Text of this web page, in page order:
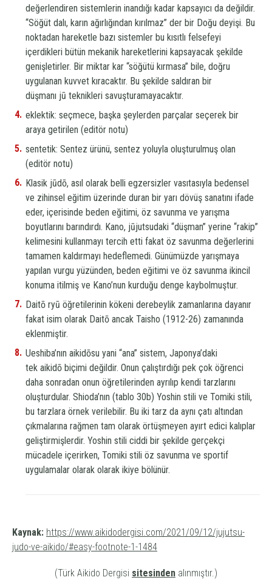
değerlendiren sistemlerin inandığı kadar kapsayıcı da değildir.
“Söğüt dalı, karın ağırlığından kırılmaz” der bir Doğu deyişi. Bu
noktadan hareketle bazı sistemler bu kısıtlı felsefeyi
içerdikleri bütün mekanik hareketlerini kapsayacak şekilde
genişletirler. Bir miktar kar “söğütü kırmasa” bile, doğru
uygulanan kuvvet kıracaktır. Bu şekilde saldıran bir
düşmanı jū teknikleri savuşturamayacaktır.
eklektik: seçmece, başka şeylerden parçalar seçerek bir
araya getirilen (editör notu)
sentetik: Sentez ürünü, sentez yoluyla oluşturulmuş olan
(editör notu)
Klasik jūdō, asıl olarak belli egzersizler vasıtasıyla bedensel
ve zihinsel eğitim üzerinde duran bir yarı dövüş sanatını ifade
eder, içerisinde beden eğitimi, öz savunma ve yarışma
boyutlarını barındırdı. Kano, jūjutsudaki “düşman” yerine “rakip”
kelimesini kullanmayı tercih etti fakat öz savunma değerlerini
tamamen kaldırmayı hedeflemedi. Günümüzde yarışmaya
yapılan vurgu yüzünden, beden eğitimi ve öz savunma ikincil
konuma itilmiş ve Kano’nun kurduğu denge kaybolmuştur.
Daitō ryū öğretilerinin kökeni derebeylik zamanlarına dayanır
fakat isim olarak Daitō ancak Taisho (1912-26) zamanında
eklenmiştir.
Ueshiba’nın aikidōsu yani “ana” sistem, Japonya’daki
tek aikidō biçimi değildir. Onun çalıştırdığı pek çok öğrenci
daha sonradan onun öğretilerinden ayrılıp kendi tarzlarını
oluşturdular. Shioda’nın (tablo 30b) Yoshin stili ve Tomiki stili,
bu tarzlara örnek verilebilir. Bu iki tarz da aynı çatı altından
çıkmalarına rağmen tam olarak örtüşmeyen ayırt edici kalıplar
geliştirmişlerdir. Yoshin stili ciddi bir şekilde gerçekçi
mücadele içerirken, Tomiki stili öz savunma ve sportif
uygulamalar olarak olarak ikiye bölünür.
Kaynak: https://www.aikidodergisi.com/2021/09/12/jujutsu-
judo-ve-aikido/#easy-footnote-1-1484
(Türk Aikido Dergisi sitesinden alınmıştır.)